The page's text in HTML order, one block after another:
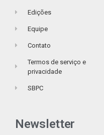
Edições
Equipe
Contato
Termos de serviço e
privacidade
SBPC
Newsletter